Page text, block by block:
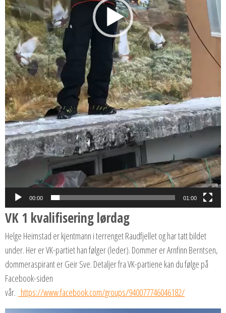
00:00 01:00
VK 1 kvalifisering lørdag
Helge Heimstad er kjentmann i terrenget Raudfjellet og har tatt bildet
under. Her er VK-partiet han følger (leder). Dommer er Arnfinn Berntsen,
dommeraspirant er Geir Sve. Detaljer fra VK-partiene kan du følge på
Facebook-siden
vår. https://www.facebook.com/groups/940077746046182/